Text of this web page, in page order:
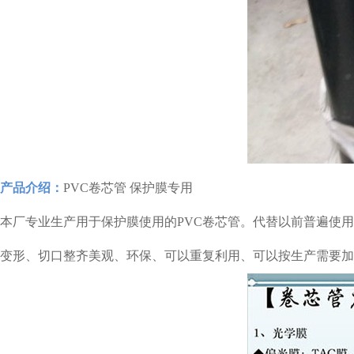
产品介绍： PVC卷芯管 保护膜专用
本厂专业生产用于保护膜使用的PVC卷芯管。代替以前普遍使
变形、切口整齐美观、环保、可以重复利用、可以按生产需要